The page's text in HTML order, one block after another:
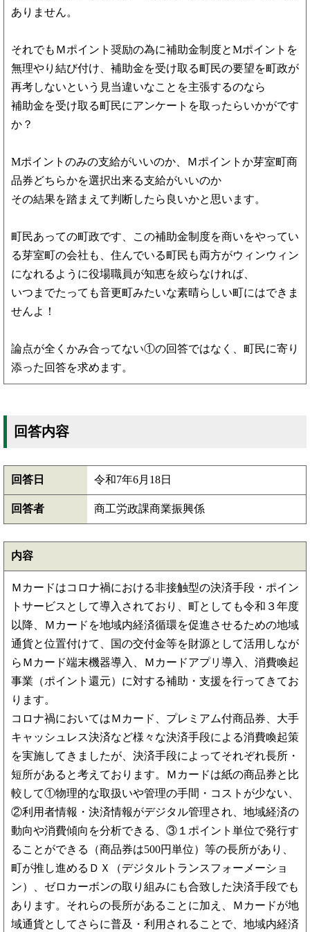
ありません。
それでもＭポイント奨励の為に補助金制度とMポイントを
無理やり結び付け、補助金を受け取る町民の要望を町政が
再考しないという見当違いなことを主張するのなら
補助金を受け取る町民にアンケートを取ったらいかがです
か？
Mポイントのみの支給がいいのか、Ｍポイントか芽室町商
品券どちらかを選択出来る支給がいいのか
その結果を踏まえて判断したら良いかと思います。
町民あっての町政です、この補助金制度を商いをやってい
る芽室町の会社も、住んでいる町民も両方がウィンウィン
になれるように役場職員が知恵を絞らなければ、
いつまでたっても音更町みたいな素晴らしい町にはできま
せんよ！
論点が全くかみ合ってない①の回答ではなく、町民に寄り
添った回答を求めます。
回答内容
回答日 令和7年6月18日
回答者 商工労政課商業振興係
内容
Ｍカードはコロナ禍における非接触型の決済手段・ポイン
トサービスとして導入されており、町としても令和３年度
以降、Ｍカードを地域内経済循環を促進させるための地域
通貨と位置付けて、国の交付金等を財源として活用しなが
らＭカード端末機器導入、Ｍカードアプリ導入、消費喚起
事業（ポイント還元）に対する補助・支援を行ってきてお
ります。
コロナ禍においてはＭカード、プレミアム付商品券、大手
キャッシュレス決済など様々な決済手段による消費喚起策
を実施してきましたが、決済手段によってそれぞれ長所・
短所があると考えております。Ｍカードは紙の商品券と比
較して①物理的な取扱いや管理の手間・コストが少ない、
②利用者情報・決済情報がデジタル管理され、地域経済の
動向や消費傾向を分析できる、③１ポイント単位で発行す
ることができる（商品券は500円単位）等の長所があり、
町が推し進めるＤＸ（デジタルトランスフォーメーショ
ン）、ゼロカーボンの取り組みにも合致した決済手段でも
あります。それらの長所があることに加え、Ｍカードが地
域通貨としてさらに普及・利用されることで、地域内経済